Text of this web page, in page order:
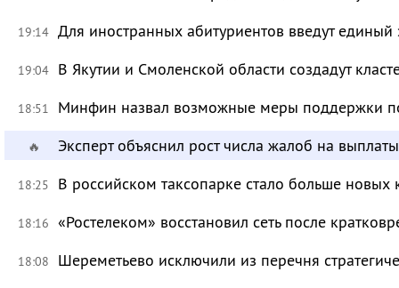
19:14 Для иностранных абитуриентов введут
19:04 В Якутии и Смоленской области создадут
18:51 Минфин назвал возможные меры поддержки
🔥 Эксперт объяснил рост числа жалоб на
18:25 В российском таксопарке стало больше новых
18:16 «Ростелеком» восстановил сеть после
18:08 Шереметьево исключили из перечня